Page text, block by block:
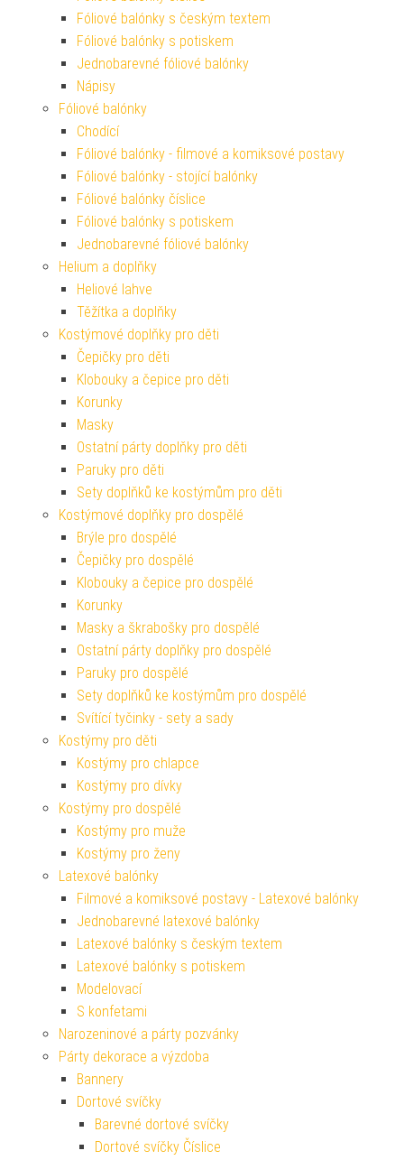
Fóliové balónky s českým textem
Fóliové balónky s potiskem
Jednobarevné fóliové balónky
Nápisy
Fóliové balónky
Chodící
Fóliové balónky - filmové a komiksové postavy
Fóliové balónky - stojící balónky
Fóliové balónky číslice
Fóliové balónky s potiskem
Jednobarevné fóliové balónky
Helium a doplňky
Heliové lahve
Těžítka a doplňky
Kostýmové doplňky pro děti
Čepičky pro děti
Klobouky a čepice pro děti
Korunky
Masky
Ostatní párty doplňky pro děti
Paruky pro děti
Sety doplňků ke kostýmům pro děti
Kostýmové doplňky pro dospělé
Brýle pro dospělé
Čepičky pro dospělé
Klobouky a čepice pro dospělé
Korunky
Masky a škrabošky pro dospělé
Ostatní párty doplňky pro dospělé
Paruky pro dospělé
Sety doplňků ke kostýmům pro dospělé
Svítící tyčinky - sety a sady
Kostýmy pro děti
Kostýmy pro chlapce
Kostýmy pro dívky
Kostýmy pro dospělé
Kostýmy pro muže
Kostýmy pro ženy
Latexové balónky
Filmové a komiksové postavy - Latexové balónky
Jednobarevné latexové balónky
Latexové balónky s českým textem
Latexové balónky s potiskem
Modelovací
S konfetami
Narozeninové a párty pozvánky
Párty dekorace a výzdoba
Bannery
Dortové svíčky
Barevné dortové svíčky
Dortové svíčky Číslice